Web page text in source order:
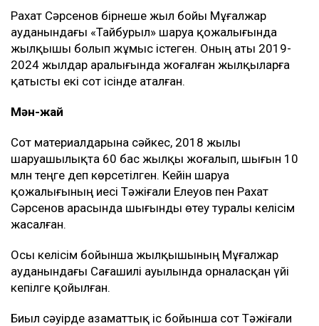
Рахат Сәрсенов бірнеше жыл бойы Мұғалжар
ауданындағы «Тайбурыл» шаруа қожалығында
жылқышы болып жұмыс істеген. Оның аты 2019-
2024 жылдар аралығында жоғалған жылқыларға
қатысты екі сот ісінде аталған.
Мән-жай
Сот материалдарына сәйкес, 2018 жылы
шаруашылықта 60 бас жылқы жоғалып, шығын 10
млн теңге деп көрсетілген. Кейін шаруа
қожалығының иесі Тәжіғали Елеуов пен Рахат
Сәрсенов арасында шығынды өтеу туралы келісім
жасалған.
Осы келісім бойынша жылқышының Мұғалжар
ауданындағы Сағашилі ауылында орналасқан үйі
кепілге қойылған.
Биыл сәуірде азаматтық іс бойынша сот Тәжіғали